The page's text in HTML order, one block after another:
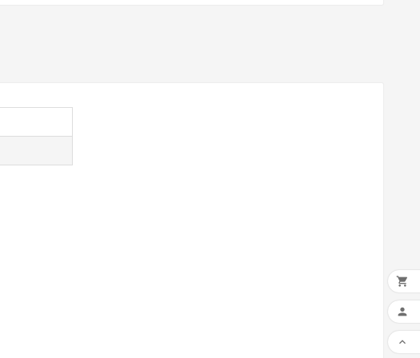


